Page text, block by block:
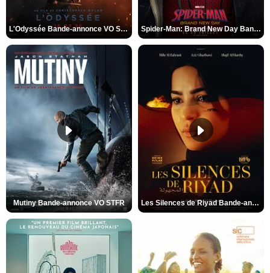
L'Odyssée Bande-annonce VO STFR Spider-Man: Brand New Day Bande-annonce VO STFR
Mutiny Bande-annonce VO STFR Les Silences de Riyad Bande-annonce VO STFR